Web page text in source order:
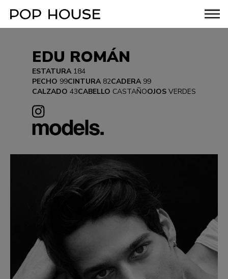
EDU ROMÁN
ESTATURA184
PECHO 99CINTURA82CADERA99
CALZADO 43CABELLO CASTAÑOOJOS VERDES